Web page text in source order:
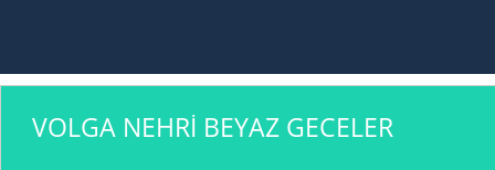
VOLGA NEHRİ BEYAZ GECELER